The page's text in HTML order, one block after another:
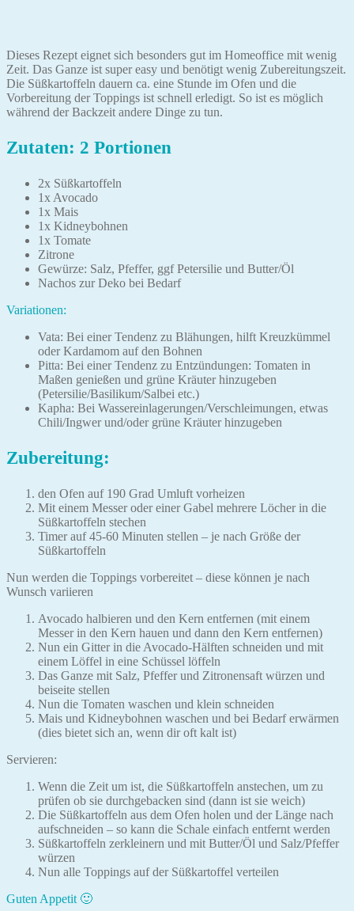
Dieses Rezept eignet sich besonders gut im Homeoffice mit wenig
Zeit. Das Ganze ist super easy und benötigt wenig Zubereitungszeit.
Die Süßkartoffeln dauern ca. eine Stunde im Ofen und die
Vorbereitung der Toppings ist schnell erledigt. So ist es möglich
während der Backzeit andere Dinge zu tun.
Zutaten: 2 Portionen
2x Süßkartoffeln
1x Avocado
1x Mais
1x Kidneybohnen
1x Tomate
Zitrone
Gewürze: Salz, Pfeffer, ggf Petersilie und Butter/Öl
Nachos zur Deko bei Bedarf
Variationen:
Vata: Bei einer Tendenz zu Blähungen, hilft Kreuzkümmel
oder Kardamom auf den Bohnen
Pitta: Bei einer Tendenz zu Entzündungen: Tomaten in
Maßen genießen und grüne Kräuter hinzugeben
(Petersilie/Basilikum/Salbei etc.)
Kapha: Bei Wassereinlagerungen/Verschleimungen, etwas
Chili/Ingwer und/oder grüne Kräuter hinzugeben
Zubereitung:
den Ofen auf 190 Grad Umluft vorheizen
Mit einem Messer oder einer Gabel mehrere Löcher in die
Süßkartoffeln stechen
Timer auf 45-60 Minuten stellen – je nach Größe der
Süßkartoffeln
Nun werden die Toppings vorbereitet – diese können je nach
Wunsch variieren
Avocado halbieren und den Kern entfernen (mit einem
Messer in den Kern hauen und dann den Kern entfernen)
Nun ein Gitter in die Avocado-Hälften schneiden und mit
einem Löffel in eine Schüssel löffeln
Das Ganze mit Salz, Pfeffer und Zitronensaft würzen und
beiseite stellen
Nun die Tomaten waschen und klein schneiden
Mais und Kidneybohnen waschen und bei Bedarf erwärmen
(dies bietet sich an, wenn dir oft kalt ist)
Servieren:
Wenn die Zeit um ist, die Süßkartoffeln anstechen, um zu
prüfen ob sie durchgebacken sind (dann ist sie weich)
Die Süßkartoffeln aus dem Ofen holen und der Länge nach
aufschneiden – so kann die Schale einfach entfernt werden
Süßkartoffeln zerkleinern und mit Butter/Öl und Salz/Pfeffer
würzen
Nun alle Toppings auf der Süßkartoffel verteilen
Guten Appetit 🙂